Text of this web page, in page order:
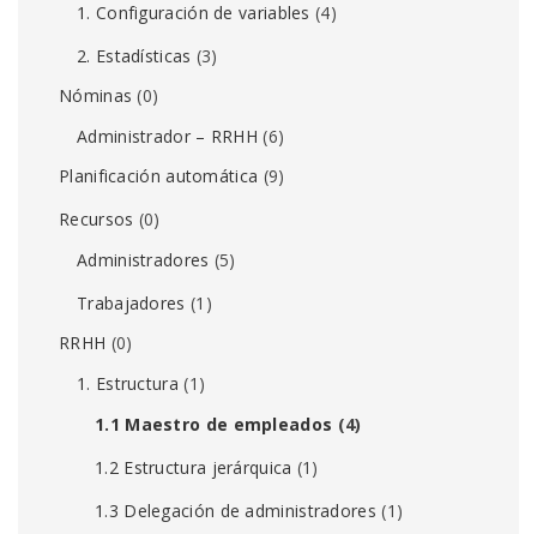
1. Configuración de variables (4)
2. Estadísticas (3)
Nóminas (0)
Administrador – RRHH (6)
Planificación automática (9)
Recursos (0)
Administradores (5)
Trabajadores (1)
RRHH (0)
1. Estructura (1)
1.1 Maestro de empleados (4)
1.2 Estructura jerárquica (1)
1.3 Delegación de administradores (1)